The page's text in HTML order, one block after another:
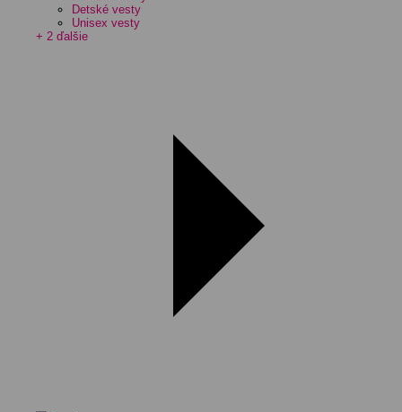
Detské vesty
Unisex vesty
+ 2 ďalšie